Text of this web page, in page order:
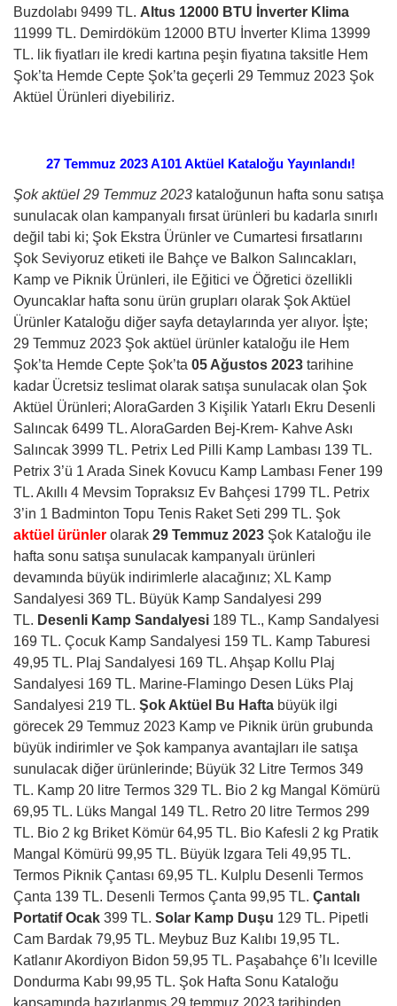
Buzdolabı 9499 TL. Altus 12000 BTU İnverter Klima
11999 TL. Demirdöküm 12000 BTU İnverter Klima 13999
TL. lik fiyatları ile kredi kartına peşin fiyatına taksitle Hem
Şok’ta Hemde Cepte Şok’ta geçerli 29 Temmuz 2023 Şok
Aktüel Ürünleri diyebiliriz.
27 Temmuz 2023 A101 Aktüel Kataloğu Yayınlandı!
Şok aktüel 29 Temmuz 2023 kataloğunun hafta sonu satışa
sunulacak olan kampanyalı fırsat ürünleri bu kadarla sınırlı
değil tabi ki; Şok Ekstra Ürünler ve Cumartesi fırsatlarını
Şok Seviyoruz etiketi ile Bahçe ve Balkon Salıncakları,
Kamp ve Piknik Ürünleri, ile Eğitici ve Öğretici özellikli
Oyuncaklar hafta sonu ürün grupları olarak Şok Aktüel
Ürünler Kataloğu diğer sayfa detaylarında yer alıyor. İşte;
29 Temmuz 2023 Şok aktüel ürünler kataloğu ile Hem
Şok’ta Hemde Cepte Şok’ta 05 Ağustos 2023 tarihine
kadar Ücretsiz teslimat olarak satışa sunulacak olan Şok
Aktüel Ürünleri; AloraGarden 3 Kişilik Yatarlı Ekru Desenli
Salıncak 6499 TL. AloraGarden Bej-Krem- Kahve Askı
Salıncak 3999 TL. Petrix Led Pilli Kamp Lambası 139 TL.
Petrix 3’ü 1 Arada Sinek Kovucu Kamp Lambası Fener 199
TL. Akıllı 4 Mevsim Topraksız Ev Bahçesi 1799 TL. Petrix
3’in 1 Badminton Topu Tenis Raket Seti 299 TL. Şok
aktüel ürünler olarak 29 Temmuz 2023 Şok Kataloğu ile
hafta sonu satışa sunulacak kampanyalı ürünleri
devamında büyük indirimlerle alacağınız; XL Kamp
Sandalyesi 369 TL. Büyük Kamp Sandalyesi 299
TL. Desenli Kamp Sandalyesi 189 TL., Kamp Sandalyesi
169 TL. Çocuk Kamp Sandalyesi 159 TL. Kamp Taburesi
49,95 TL. Plaj Sandalyesi 169 TL. Ahşap Kollu Plaj
Sandalyesi 169 TL. Marine-Flamingo Desen Lüks Plaj
Sandalyesi 219 TL. Şok Aktüel Bu Hafta büyük ilgi
görecek 29 Temmuz 2023 Kamp ve Piknik ürün grubunda
büyük indirimler ve Şok kampanya avantajları ile satışa
sunulacak diğer ürünlerinde; Büyük 32 Litre Termos 349
TL. Kamp 20 litre Termos 329 TL. Bio 2 kg Mangal Kömürü
69,95 TL. Lüks Mangal 149 TL. Retro 20 litre Termos 299
TL. Bio 2 kg Briket Kömür 64,95 TL. Bio Kafesli 2 kg Pratik
Mangal Kömürü 99,95 TL. Büyük Izgara Teli 49,95 TL.
Termos Piknik Çantası 69,95 TL. Kulplu Desenli Termos
Çanta 139 TL. Desenli Termos Çanta 99,95 TL. Çantalı
Portatif Ocak 399 TL. Solar Kamp Duşu 129 TL. Pipetli
Cam Bardak 79,95 TL. Meybuz Buz Kalıbı 19,95 TL.
Katlanır Akordiyon Bidon 59,95 TL. Paşabahçe 6’lı Iceville
Dondurma Kabı 99,95 TL. Şok Hafta Sonu Kataloğu
kapsamında hazırlanmış 29 temmuz 2023 tarihinden